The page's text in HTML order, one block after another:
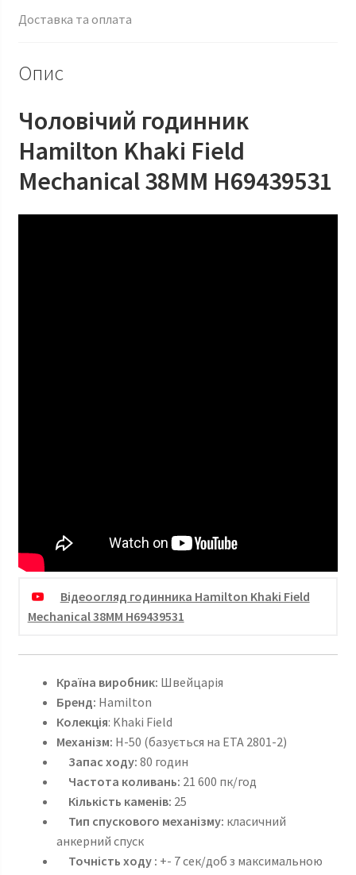
Доставка та оплата
Опис
Чоловічий годинник
Hamilton Khaki Field
Mechanical 38MM H69439531
Відеоогляд годинника Hamilton Khaki Field
Mechanical 38MM H69439531
Країна виробник: Швейцарія
Бренд: Hamilton
Колекція: Khaki Field
Механізм: H-50 (базується на ETA 2801-2)
Запас ходу: 80 годин
Частота коливань: 21 600 пк/год
Кількість каменів: 25
Тип спускового механізму: класичний
анкерний спуск
Точність ходу : +- 7 сек/доб з максимальною